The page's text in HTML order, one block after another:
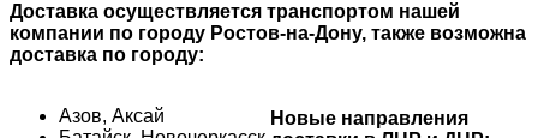
Доставка осуществляется транспортом нашей
компании по городу Ростов-на-Дону, также возможна
доставка по городу:
Азов, Аксай
Новые направления